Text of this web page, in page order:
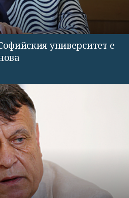
университет е